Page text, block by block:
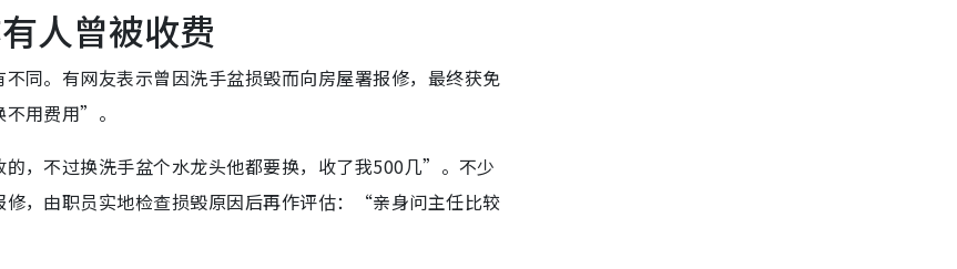
人曾被收费
同。有网友表示曾因洗手盆损毁而向房屋署报修，最终获免
用费用”。
，不过换洗手盆个水龙头他都要换，收了我500几”。不少
，由职员实地检查损毁原因后再作评估：“亲身问主任比较